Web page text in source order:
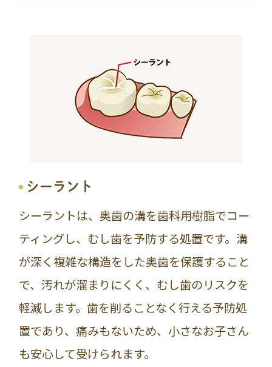
シーラント
シーラントは、奥歯の溝を歯科用樹脂でコー
ティングし、むし歯を予防する処置です。溝
が深く複雑な構造をした奥歯を保護すること
で、汚れが溜まりにくく、むし歯のリスクを
軽減します。歯を削ることなく行える予防処
置であり、痛みもないため、小さなお子さん
も安心して受けられます。